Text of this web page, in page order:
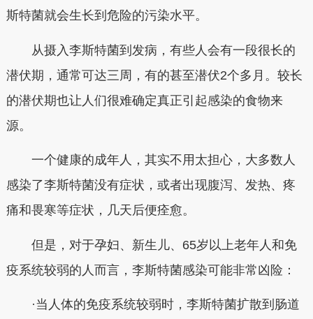
斯特菌就会生长到危险的污染水平。
从摄入李斯特菌到发病，有些人会有一段很长的
潜伏期，通常可达三周，有的甚至潜伏2个多月。较长
的潜伏期也让人们很难确定真正引起感染的食物来
源。
一个健康的成年人，其实不用太担心，大多数人
感染了李斯特菌没有症状，或者出现腹泻、发热、疼
痛和畏寒等症状，几天后便痊愈。
但是，对于孕妇、新生儿、65岁以上老年人和免
疫系统较弱的人而言，李斯特菌感染可能非常凶险：
·当人体的免疫系统较弱时，李斯特菌扩散到肠道